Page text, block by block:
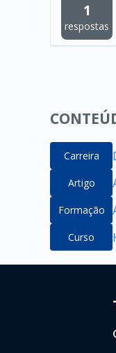
1
respostas
Carreira
Artigo
Formação
Curso